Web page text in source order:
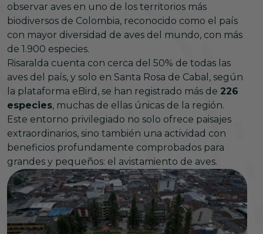
observar aves en uno de los territorios más
biodiversos de Colombia, reconocido como el país
con mayor diversidad de aves del mundo, con más
de 1.900 especies.
Risaralda cuenta con cerca del 50% de todas las
aves del país, y solo en Santa Rosa de Cabal, según
la plataforma eBird, se han registrado más de 226
especies, muchas de ellas únicas de la región.
Este entorno privilegiado no solo ofrece paisajes
extraordinarios, sino también una actividad con
beneficios profundamente comprobados para
grandes y pequeños: el avistamiento de aves.